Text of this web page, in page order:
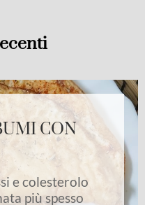
CON
e colesterolo
più spesso